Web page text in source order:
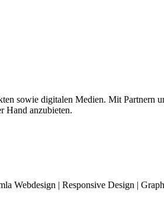
sowie digitalen Medien. Mit Partnern
Hand anzubieten.
Webdesign | Responsive Design |